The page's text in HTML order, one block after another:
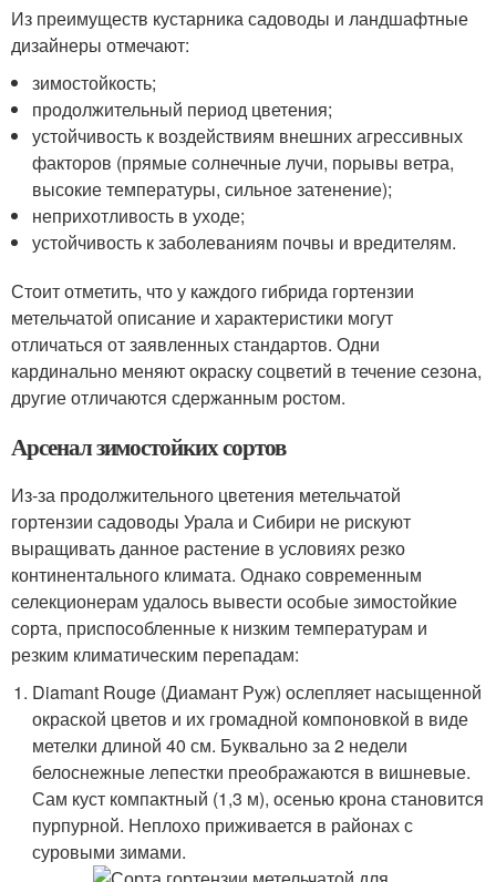
Из преимуществ кустарника садоводы и ландшафтные
дизайнеры отмечают:
зимостойкость;
продолжительный период цветения;
устойчивость к воздействиям внешних агрессивных
факторов (прямые солнечные лучи, порывы ветра,
высокие температуры, сильное затенение);
неприхотливость в уходе;
устойчивость к заболеваниям почвы и вредителям.
Стоит отметить, что у каждого гибрида гортензии
метельчатой описание и характеристики могут
отличаться от заявленных стандартов. Одни
кардинально меняют окраску соцветий в течение сезона,
другие отличаются сдержанным ростом.
Арсенал зимостойких сортов
Из-за продолжительного цветения метельчатой
гортензии садоводы Урала и Сибири не рискуют
выращивать данное растение в условиях резко
континентального климата. Однако современным
селекционерам удалось вывести особые зимостойкие
сорта, приспособленные к низким температурам и
резким климатическим перепадам:
Diamant Rouge (Диамант Руж) ослепляет насыщенной
окраской цветов и их громадной компоновкой в виде
метелки длиной 40 см. Буквально за 2 недели
белоснежные лепестки преображаются в вишневые.
Сам куст компактный (1,3 м), осенью крона становится
пурпурной. Неплохо приживается в районах с
суровыми зимами.